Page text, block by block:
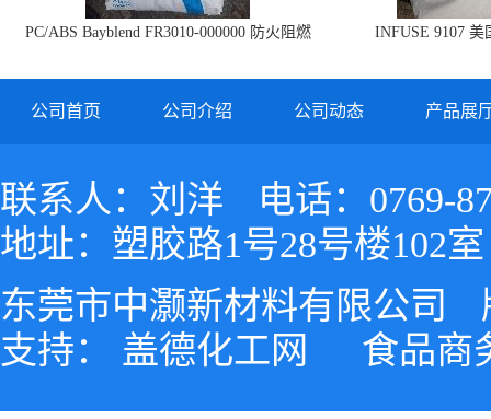
PC/ABS Bayblend FR3010-000000 防火阻燃
INFUSE 9107 美
公司首页 公司介绍 公司动态 产品展
联系人：刘洋
电话：0769-
地址：塑胶路1号28号楼102室
东莞市中灏新材料有限公司
支持： 盖德化工网 食品商